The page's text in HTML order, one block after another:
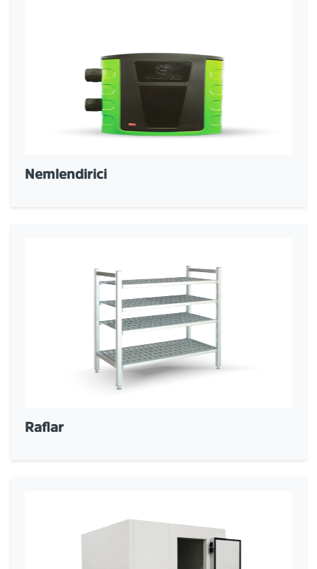
Nemlendirici
Raflar